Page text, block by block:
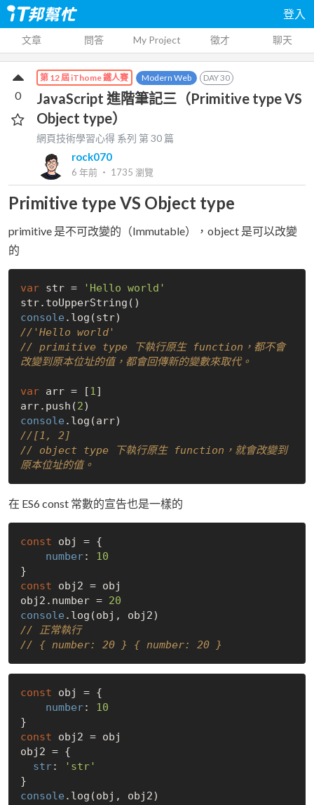
登入
文章 問答 My Project 徵才 聊天
第 12 屆 iThome 鐵人賽 Modern Web DAY30
JavaScript 進階筆記三（Primitive type VS
Object type）
網頁技術學習心得 系列 第30 篇
rock070
6 年前 ‧ 1735 瀏覽
0
Primitive type VS Object type
primitive 是不可改變的（Immutable），object 是可以改變
的
var str =
'Hello world'
console
//'Hello world'
// primitive type 下執行原生 function，都不會
改變到原本位址的值，都會回傳新的變數來取代。
var arr = [1]
arr.push(2
console
//[1, 2]
// object type 下執行原生 function，就會改變到
原本位址的值。
在 ES6 const 常數的宣告也是一樣的
const obj = {
number: 10
const obj2 = obj
obj2.number = 20
console
// 正常執行
// { number: 20 } { number: 20 }
const obj = {
number: 10
const obj2 = obj
obj2 = {
str:
'str'
console .log(obj, obj2)